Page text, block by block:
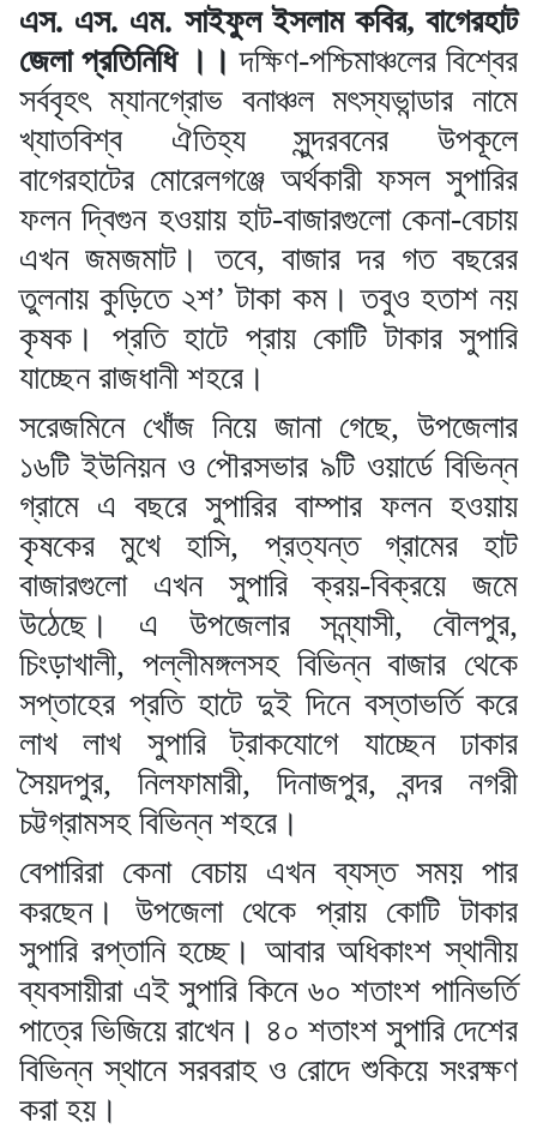
এস. এস. এম. সাইফুল ইসলাম কবির, বাগেরহাট
জেলা প্রতিনিধি ।। দক্ষিণ-পশ্চিমাঞ্চলের বিশ্বের
সর্ববৃহৎ ম্যানগ্রোভ বনাঞ্চল মৎস্যভান্ডার নামে
খ্যাতবিশ্ব ঐতিহ্য সুন্দরবনের উপকূলে
বাগেরহাটের মোরেলগঞ্জে অর্থকারী ফসল সুপারির
ফলন দ্বিগুন হওয়ায় হাট-বাজারগুলো কেনা-বেচায়
এখন জমজমাট। তবে, বাজার দর গত বছরের
তুলনায় কুড়িতে ২শ’ টাকা কম। তবুও হতাশ নয়
কৃষক। প্রতি হাটে প্রায় কোটি টাকার সুপারি
যাচ্ছেন রাজধানী শহরে।
সরেজমিনে খোঁজ নিয়ে জানা গেছে, উপজেলার
১৬টি ইউনিয়ন ও পৌরসভার ৯টি ওয়ার্ডে বিভিন্ন
গ্রামে এ বছরে সুপারির বাম্পার ফলন হওয়ায়
কৃষকের মুখে হাসি, প্রত্যন্ত গ্রামের হাট
বাজারগুলো এখন সুপারি ক্রয়-বিক্রয়ে জমে
উঠেছে। এ উপজেলার সন্ন্যাসী, বৌলপুর,
চিংড়াখালী, পল্লীমঙ্গলসহ বিভিন্ন বাজার থেকে
সপ্তাহের প্রতি হাটে দুই দিনে বস্তাভর্তি করে
লাখ লাখ সুপারি ট্রাকযোগে যাচ্ছেন ঢাকার
সৈয়দপুর, নিলফামারী, দিনাজপুর, বন্দর নগরী
চট্টগ্রামসহ বিভিন্ন শহরে।
বেপারিরা কেনা বেচায় এখন ব্যস্ত সময় পার
করছেন। উপজেলা থেকে প্রায় কোটি টাকার
সুপারি রপ্তানি হচ্ছে। আবার অধিকাংশ স্থানীয়
ব্যবসায়ীরা এই সুপারি কিনে ৬০ শতাংশ পানিভর্তি
পাত্রে ভিজিয়ে রাখেন। ৪০ শতাংশ সুপারি দেশের
বিভিন্ন স্থানে সরবরাহ ও রোদে শুকিয়ে সংরক্ষণ
করা হয়।